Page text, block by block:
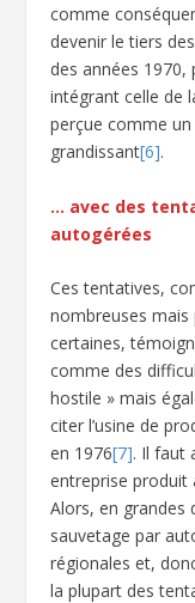
comme
devenir le tiers
des années
intégrant celle de
perçue comme
grandissant[6].
… avec des
autogérées
Ces tentatives,
nombreuses
certaines,
comme des
hostile » mais
citer l’usine de
en 1976[7]. Il faut
entreprise produit
Alors, en grandes
sauvetage par
régionales et,
la plupart des